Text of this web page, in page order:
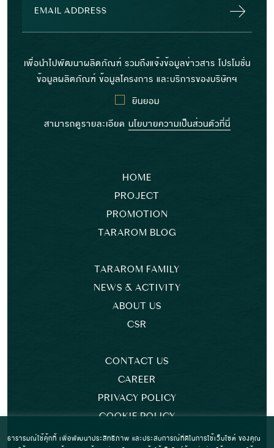
เพื่อนำไปพัฒนาผลิตภัณฑ์ รวมถึงแจ้งข้อมูลข่าวสาร โปรโมชั่น
ข้อมูลผลิตภัณฑ์ ข้อมูลโครงการ และบริการของบริษัทฯ
ยินยอม
สามารถดูรายละเอียด นโยบายความเป็นส่วนตัวที่นี่
HOME
PROJECT
PROMOTION
TARAROM BLOG
TARAROM FAMILY
NEWS & ACTIVITY
ABOUT US
CSR
CONTACT US
CAREER
PRIVACY POLICY
COOKIE POLICY
ธารารมณ์ใช้คุ้กกี้ เพื่อพัฒนาประสิทธิภาพ และประสบการณ์ที่ดีในการใช้เว็บไซต์ ของคุณ